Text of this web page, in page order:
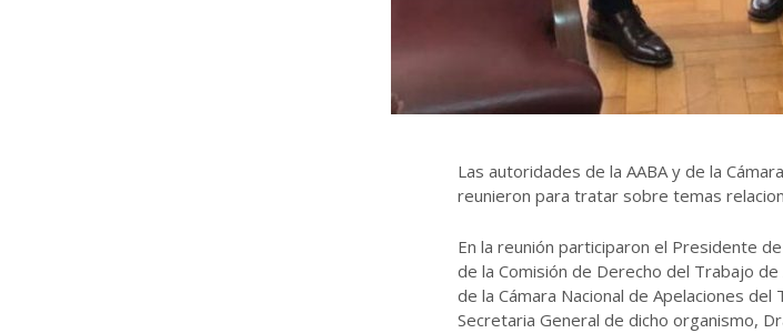
Las autoridades de la AABA y de la
reunieron para tratar sobre temas
En la reunión participaron el Presidente
de la Comisión de Derecho del Trabajo
de la Cámara Nacional de Apelaciones del
Secretaria General de dicho organismo,